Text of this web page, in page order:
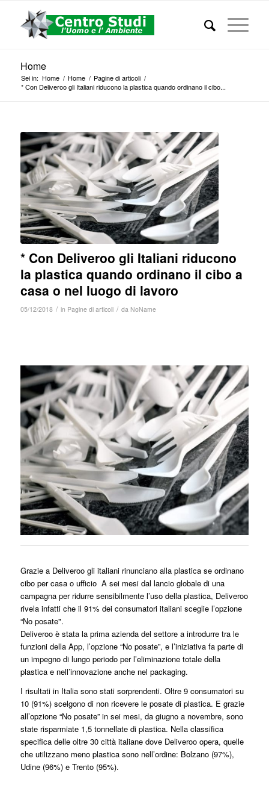
Home
Sei in: Home / Home / Pagine di articoli /
* Con Deliveroo gli Italiani riducono la plastica quando ordinano il cibo...
* Con Deliveroo gli Italiani riducono
la plastica quando ordinano il cibo a
casa o nel luogo di lavoro
05/12/2018 / in Pagine di articoli / da NoName
Grazie a Deliveroo gli italiani rinunciano alla plastica se ordinano
cibo per casa o ufficio A sei mesi dal lancio globale di una
campagna per ridurre sensibilmente l’uso della plastica, Deliveroo
rivela infatti che il 91% dei consumatori italiani sceglie l’opzione
“No posate".
Deliveroo è stata la prima azienda del settore a introdurre tra le
funzioni della App, l’opzione “No posate”, e l’iniziativa fa parte di
un impegno di lungo periodo per l’eliminazione totale della
plastica e nell’innovazione anche nel packaging.
I risultati in Italia sono stati sorprendenti. Oltre 9 consumatori su
10 (91%) scelgono di non ricevere le posate di plastica. E grazie
all’opzione “No posate” in sei mesi, da giugno a novembre, sono
state risparmiate 1,5 tonnellate di plastica. Nella classifica
specifica delle oltre 30 città italiane dove Deliveroo opera, quelle
che utilizzano meno plastica sono nell’ordine: Bolzano (97%),
Udine (96%) e Trento (95%).